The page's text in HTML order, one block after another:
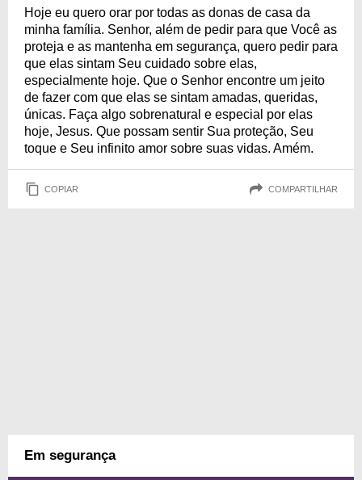
Hoje eu quero orar por todas as donas de casa da
minha família. Senhor, além de pedir para que Você as
proteja e as mantenha em segurança, quero pedir para
que elas sintam Seu cuidado sobre elas,
especialmente hoje. Que o Senhor encontre um jeito
de fazer com que elas se sintam amadas, queridas,
únicas. Faça algo sobrenatural e especial por elas
hoje, Jesus. Que possam sentir Sua proteção, Seu
toque e Seu infinito amor sobre suas vidas. Amém.
COPIAR COMPARTILHAR
Em segurança